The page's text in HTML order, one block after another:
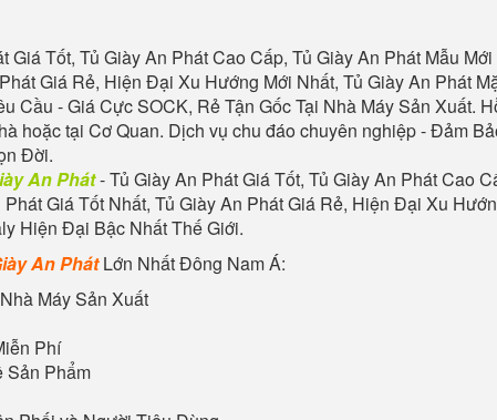
Giá Tốt, Tủ GiàyAn Phát Cao Cấp, Tủ Giày An Phát Mẫu
Giá Rẻ, Hiện Đại Xu Hướng Mới Nhất, Tủ Giày An Phát
Cầu - Giá Cực SOCK, Rẻ Tận Gốc Tại Nhà Máy Sản Xuất.
hoặc tại Cơ Quan. Dịch vụ chu đáo chuyên nghiệp - Đảm
Đời.
An Phát-Tủ Giày An PhátGiá Tốt, Tủ Giày An PhátCao
PhátGiá Tốt Nhất, Tủ Giày An PhátGiá Rẻ, Hiện Đại Xu
Hiện Đại Bậc Nhất Thế Giới.
An Phát Lớn Nhất Đông Nam Á:
Máy Sản Xuất
Phí
Sản Phẩm